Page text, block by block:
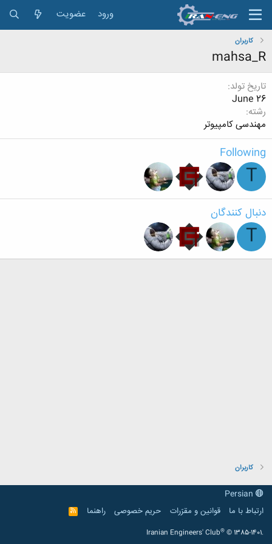
ورود عضویت
کاربران
mahsa_R
تاریخ تولد
June 26
رشته
مهندسی کامپیوتر
Following
T
دنبال کنندگان
T
کاربران
ارتباط با ما
قوانین و مقرّرات حریم خصوصی راهنما
R
S
Iranian Engineers' Club® © 1385-1401.